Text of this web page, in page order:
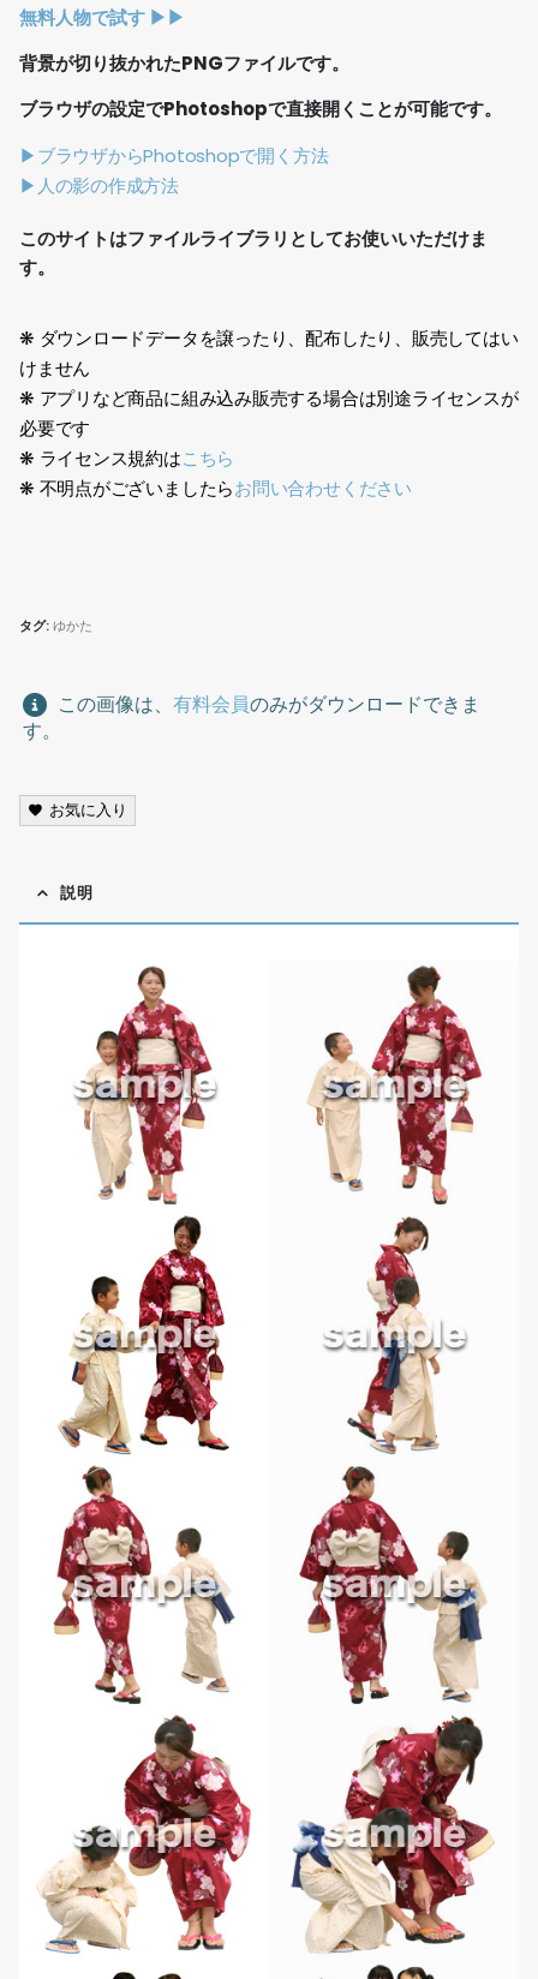
無料人物で試す ▶︎▶︎
背景が切り抜かれたPNGファイルです。
ブラウザの設定でPhotoshopで直接開くことが可能です。
▶ブラウザからPhotoshopで開く方法
▶人の影の作成方法
このサイトはファイルライブラリとしてお使いいただけま
す。
❋ ダウンロードデータを譲ったり、配布したり、販売してはい
けません
❋ アプリなど商品に組み込み販売する場合は別途ライセンスが
必要です
❋ ライセンス規約はこちら
❋ 不明点がございましたらお問い合わせください
タグ:ゆかた
この画像は、 有料会員のみがダウンロードできま
す。
お気に入り
説明